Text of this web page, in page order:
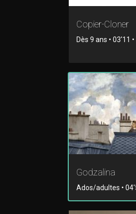
Copier-Cloner
Dès 9 ans • 03'11
Godzalina
Ados/adultes •